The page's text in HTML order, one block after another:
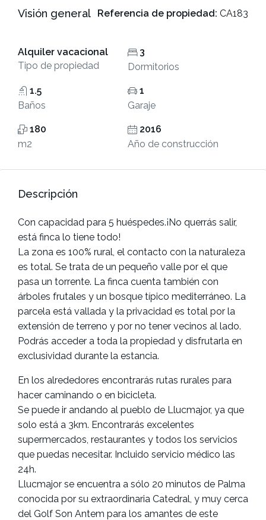
Visión general Referencia de propiedad: CA183
Alquiler vacacional
Tipo de propiedad
3
Dormitorios
1.5
Baños
1
Garaje
180
m2
2016
Año de construcción
Descripción
Con capacidad para 5 huéspedes.¡No querrás salir,
está finca lo tiene todo!
La zona es 100% rural, el contacto con la naturaleza
es total. Se trata de un pequeño valle por el que
pasa un torrente. La finca cuenta también con
árboles frutales y un bosque típico mediterráneo. La
parcela está vallada y la privacidad es total por la
extensión de terreno y por no tener vecinos al lado.
Podrás acceder a toda la propiedad y disfrutarla en
exclusividad durante la estancia.
En los alrededores encontrarás rutas rurales para
hacer caminando o en bicicleta.
Se puede ir andando al pueblo de Llucmajor, ya que
solo está a 3km. Encontrarás excelentes
supermercados, restaurantes y todos los servicios
que puedas necesitar. Incluido servicio médico las
24h.
Llucmajor se encuentra a sólo 20 minutos de Palma
conocida por su extraordinaria Catedral, y muy cerca
del Golf Son Antem para los amantes de este